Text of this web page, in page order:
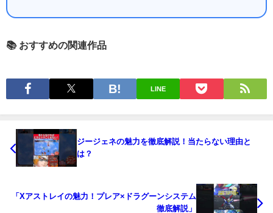
📚 おすすめの関連作品
LINE
ジージェネの魅力を徹底解説！当たらない理由と
は？
「Xアストレイの魅力！プレア×ドラグーンシステム
徹底解説」